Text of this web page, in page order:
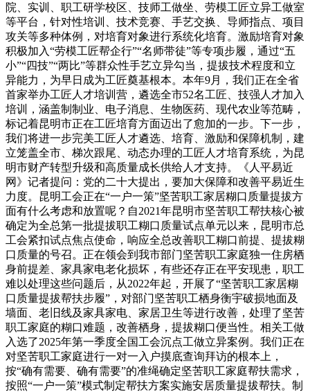
院、实训、职工研学校区、技师工做坐、劳模工匠立异工做室
等平台，针对性培训、技术竞赛、手艺交换、导师指点、项目
攻关等多种体例，对培育对象进行系统化培育。激励培育对象
积极加入“劳模工匠帮企行”“名师带徒”等专项步履，通过“五
小”“四技”“两比”等群众性手艺立异勾当，提拔技术程度和立
异能力，为早日成为工匠奠基根本。本年9月，我们正在全省
首家举办工匠人才培训营，遴选全市52名工匠、技强人才加入
培训，涵盖制制业、电子消息、生物医药、现代农业等范畴，
标记着昆明市正在工匠培育方面迈出了愈加的一步。下一步，
我们将进一步完美工匠人才遴选、培育、激励和保障机制，建
立笼盖全市、梯次跟尾、动态办理的工匠人才培育系统，为昆
明市财产转型升级和高质量成长供给人才支持。《人平易近
网》记者提问：党的二十大提出，要加大保障和改善平易近生
力度。昆明工会正在“一户一策”坚苦职工家居糊口质量提拔方
面有什么考虑和放置呢？自2021年昆明市坚苦职工帮扶核心被
确定为全总第一批提拔职工糊口质量试点单元以来，昆明市总
工会紧扣试点焦点使命，响应全总改善职工糊口前提、提拔糊
口质量的号召。正在领会到我市部门坚苦职工家庭独一住房栖
身前提差、家具家电老化损坏，有些还存正在平安现患，职工
难以处理这些问题后，从2022年起，开展了“坚苦职工家居糊
口质量提拔帮扶步履”，对部门坚苦职工栖身衡宇破损地面及
墙面、老旧线及家具家电、家居卫生等进行改善，处理了坚苦
职工家庭的糊口难题，改善栖身，提拔糊口便当性。相关工做
入选了2025年第一季度全国工会沉点工做立异案例。我们正在
对坚苦职工家庭进行一对一入户摸底查询拜访的根本上，
按“确有需要、确有需要”的准绳确定坚苦职工家庭帮扶需求，
按照“一户一策”模式制定帮扶方案实施安居质量提拔帮扶。制